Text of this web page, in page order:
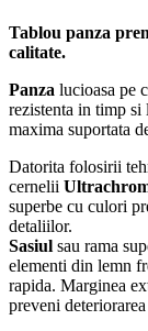
Tablou panza
calitate.
Panza lucioasa pe
rezistenta in timp si
maxima suportata
Datorita folosirii
cernelii
superbe cu culori
detaliilor.
Sasiul sau rama
elementi din lemn
rapida. Marginea
preveni